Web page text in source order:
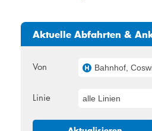
Aktuelle Abfahrten &
Von Bahnhof, Coswig
Linie alle Linien